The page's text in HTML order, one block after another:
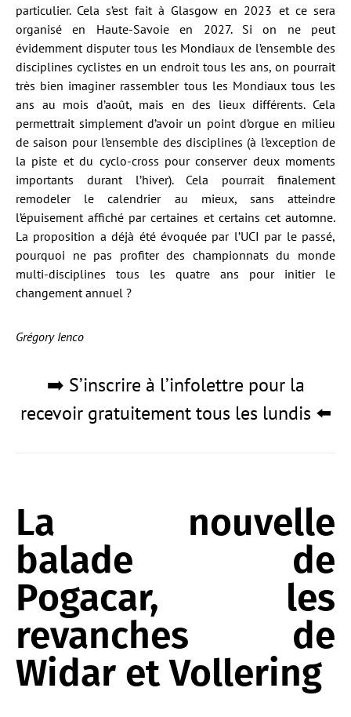
particulier. Cela s’est fait à Glasgow en 2023 et ce sera
organisé en Haute-Savoie en 2027. Si on ne peut
évidemment disputer tous les Mondiaux de l’ensemble des
disciplines cyclistes en un endroit tous les ans, on pourrait
très bien imaginer rassembler tous les Mondiaux tous les
ans au mois d’août, mais en des lieux différents. Cela
permettrait simplement d’avoir un point d’orgue en milieu
de saison pour l’ensemble des disciplines (à l’exception de
la piste et du cyclo-cross pour conserver deux moments
importants durant l’hiver). Cela pourrait finalement
remodeler le calendrier au mieux, sans atteindre
l’épuisement affiché par certaines et certains cet automne.
La proposition a déjà été évoquée par l’UCI par le passé,
pourquoi ne pas profiter des championnats du monde
multi-disciplines tous les quatre ans pour initier le
changement annuel ?
Grégory Ienco
➡️ S’inscrire à l’infolettre pour la
recevoir gratuitement tous les lundis ⬅️
La nouvelle
balade de
Pogacar, les
revanches de
Widar et Vollering